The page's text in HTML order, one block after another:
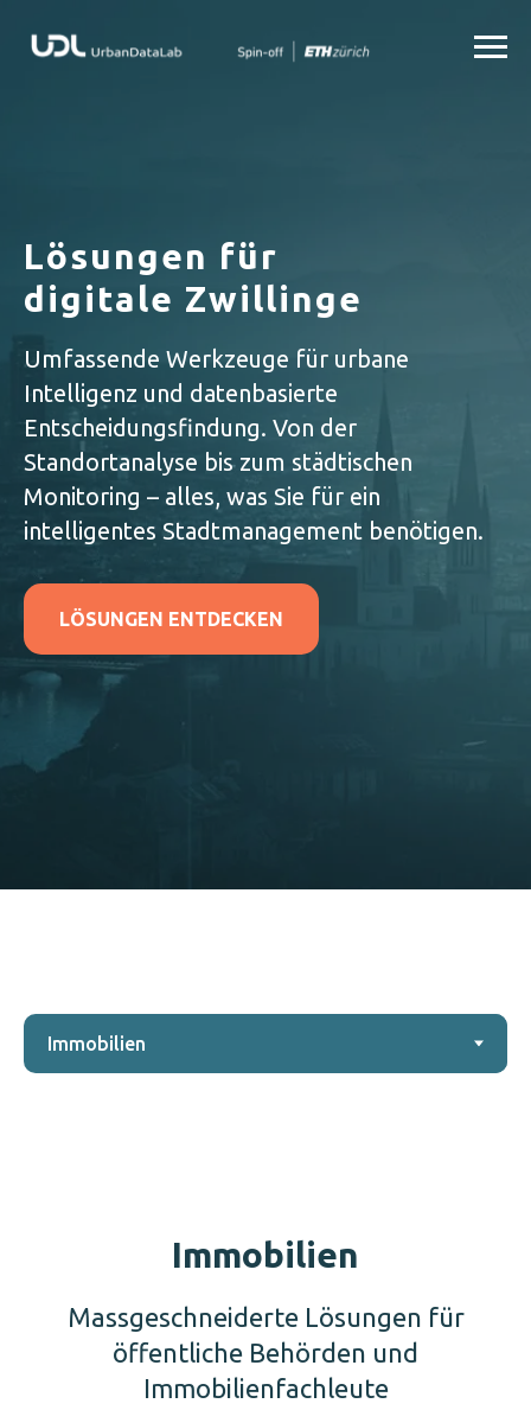
Lösungen für
digitale Zwillinge
Umfassende Werkzeuge für urbane
Intelligenz und datenbasierte
Entscheidungsfindung. Von der
Standortanalyse bis zum städtischen
Monitoring – alles, was Sie für ein
intelligentes Stadtmanagement benötigen.
LÖSUNGEN ENTDECKEN
Immobilien
Massgeschneiderte Lösungen für
öffentliche Behörden und
Immobilienfachleute